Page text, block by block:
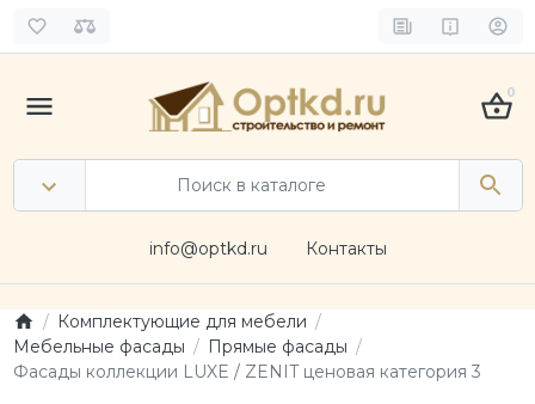
0
info@optkd.ru Контакты
Комплектующие для мебели
Мебельные фасады
Прямые фасады
Фасады коллекции LUXE / ZENIT ценовая категория 3